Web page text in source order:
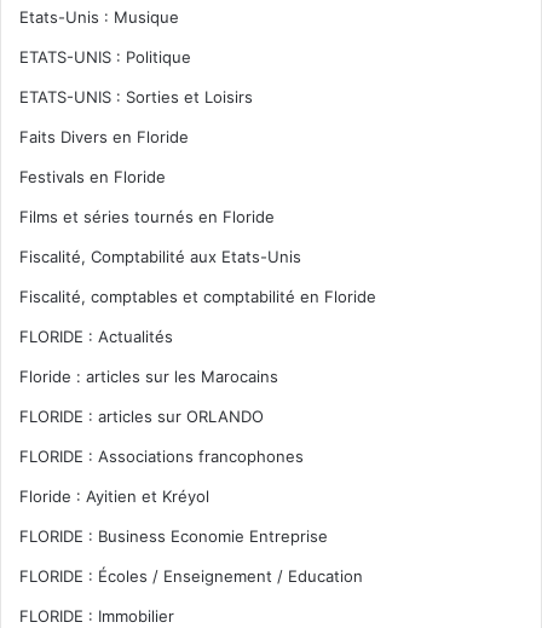
Etats-Unis : Musique
ETATS-UNIS : Politique
ETATS-UNIS : Sorties et Loisirs
Faits Divers en Floride
Festivals en Floride
Films et séries tournés en Floride
Fiscalité, Comptabilité aux Etats-Unis
Fiscalité, comptables et comptabilité en Floride
FLORIDE : Actualités
Floride : articles sur les Marocains
FLORIDE : articles sur ORLANDO
FLORIDE : Associations francophones
Floride : Ayitien et Kréyol
FLORIDE : Business Economie Entreprise
FLORIDE : Écoles / Enseignement / Education
FLORIDE : Immobilier